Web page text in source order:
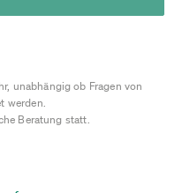
unabhängig ob Fragen von
werden.
Beratung statt.